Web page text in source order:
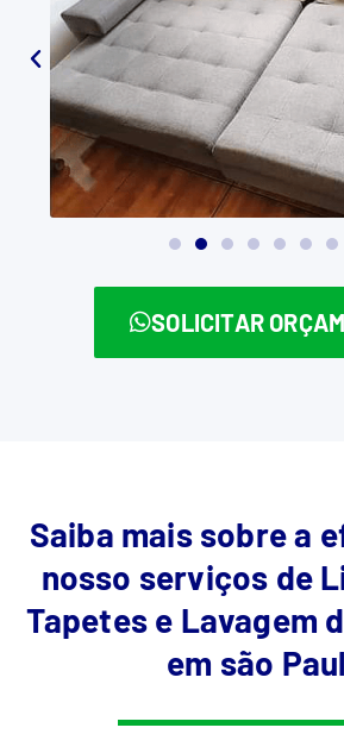
SOLICITAR
Saiba mais sobre a
nosso serviços de
Tapetes e Lavagem
em são